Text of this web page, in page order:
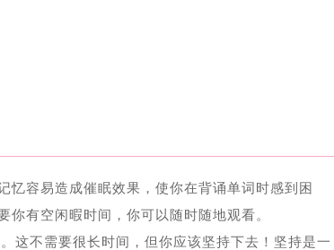
容易造成催眠效果，使你在背诵单词时感到困
有空闲暇时间，你可以随时随地观看。
这不需要很长时间，但你应该坚持下去！坚持是一